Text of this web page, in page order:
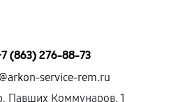
(863) 276-88-73
service-rem.ru
Павших Коммунаров, 1